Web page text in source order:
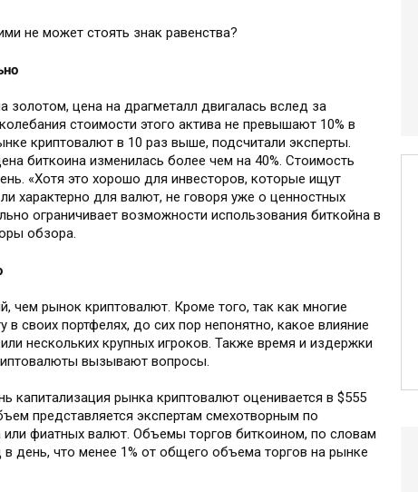
не может стоять знак равенства?
цена на драгметалл двигалась вслед за
стоимости этого актива не превышают 10% в
криптовалют в 10 раз выше, подсчитали эксперты.
биткоина изменилась более чем на 40%. Стоимость
«Хотя это хорошо для инвесторов, которые ищут
характерно для валют, не говоря уже о ценностных
ограничивает возможности использования биткойна в
обзора.
чем рынок криптовалют. Кроме того, так как многие
своих портфелях, до сих пор непонятно, какое влияние
нескольких крупных игроков. Также время и издержки
вызывают вопросы.
капитализация рынка криптовалют оценивается в $555
представляется экспертам смехотворным по
фиатных валют. Объемы торгов биткоином, по словам
день, что менее 1% от общего объема торгов на рынке